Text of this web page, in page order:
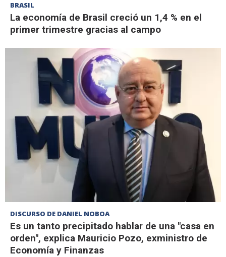
BRASIL
La economía de Brasil creció un 1,4 % en el
primer trimestre gracias al campo
DISCURSO DE DANIEL NOBOA
Es un tanto precipitado hablar de una "casa en
orden", explica Mauricio Pozo, exministro de
Economía y Finanzas